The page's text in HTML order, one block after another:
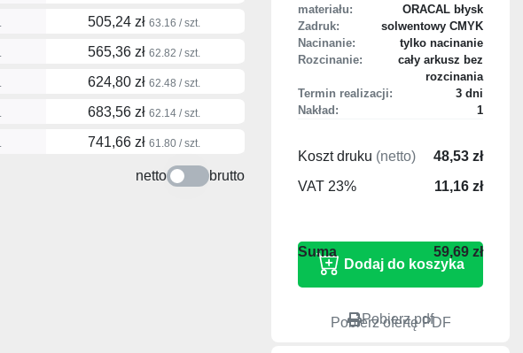
505,24 zł 63.16 / szt.
565,36 zł 62.82 / szt.
624,80 zł 62.48 / szt.
683,56 zł 62.14 / szt.
741,66 zł 61.80 / szt.
netto brutto
materiału:
ORACAL błysk
Zadruk:
solwentowy CMYK
Nacinanie:
tylko nacinanie
Rozcinanie:
cały arkusz bez
rozcinania
Termin realizacji:
3 dni
Nakład:
1
Koszt druku (netto)
48,53 zł
VAT 23%
11,16 zł
59,69 zł
Pobierz pdf
Pobierz ofertę PDF